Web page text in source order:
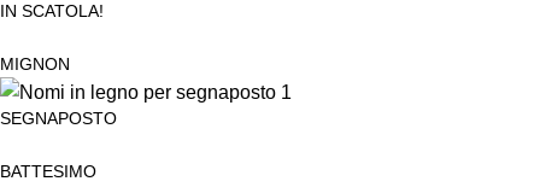
IN SCATOLA!
MIGNON
SEGNAPOSTO
BATTESIMO